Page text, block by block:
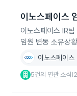
이노스페이스
이노스페이스 IR
임원 변동 소유상
이노스페이스
5건의 연관 소식